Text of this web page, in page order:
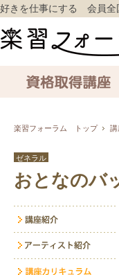
好きを仕事にする 会員全
楽習フォーラム トップ 講
ゼネラル
おとなのバ